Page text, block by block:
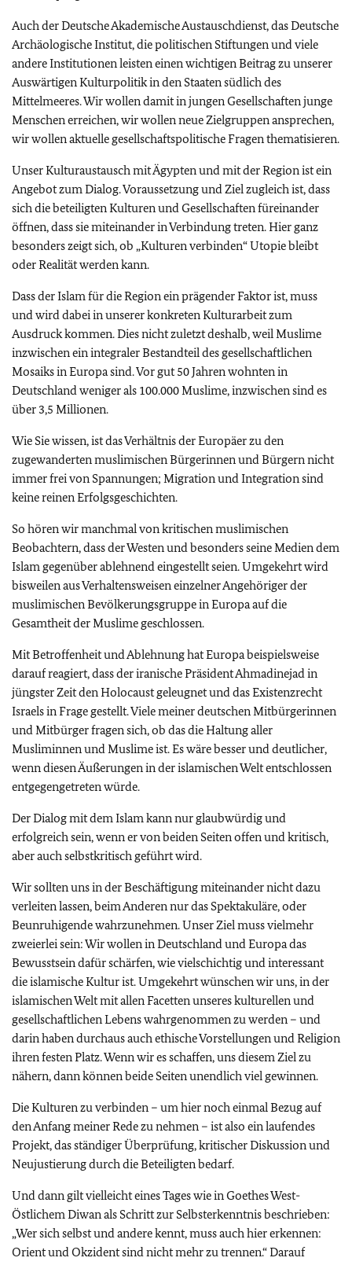
Auch der Deutsche Akademische Austauschdienst, das Deutsche
Archäologische Institut, die politischen Stiftungen und viele
andere Institutionen leisten einen wichtigen Beitrag zu unserer
Auswärtigen Kulturpolitik in den Staaten südlich des
Mittelmeeres. Wir wollen damit in jungen Gesellschaften junge
Menschen erreichen, wir wollen neue Zielgruppen ansprechen,
wir wollen aktuelle gesellschaftspolitische Fragen thematisieren.
Unser Kulturaustausch mit Ägypten und mit der Region ist ein
Angebot zum Dialog. Voraussetzung und Ziel zugleich ist, dass
sich die beteiligten Kulturen und Gesellschaften füreinander
öffnen, dass sie miteinander in Verbindung treten. Hier ganz
besonders zeigt sich, ob „Kulturen verbinden“ Utopie bleibt
oder Realität werden kann.
Dass der Islam für die Region ein prägender Faktor ist, muss
und wird dabei in unserer konkreten Kulturarbeit zum
Ausdruck kommen. Dies nicht zuletzt deshalb, weil Muslime
inzwischen ein integraler Bestandteil des gesellschaftlichen
Mosaiks in Europa sind. Vor gut 50 Jahren wohnten in
Deutschland weniger als 100.000 Muslime, inzwischen sind es
über 3,5 Millionen.
Wie Sie wissen, ist das Verhältnis der Europäer zu den
zugewanderten muslimischen Bürgerinnen und Bürgern nicht
immer frei von Spannungen; Migration und Integration sind
keine reinen Erfolgsgeschichten.
So hören wir manchmal von kritischen muslimischen
Beobachtern, dass der Westen und besonders seine Medien dem
Islam gegenüber ablehnend eingestellt seien. Umgekehrt wird
bisweilen aus Verhaltensweisen einzelner Angehöriger der
muslimischen Bevölkerungsgruppe in Europa auf die
Gesamtheit der Muslime geschlossen.
Mit Betroffenheit und Ablehnung hat Europa beispielsweise
darauf reagiert, dass der iranische Präsident Ahmadinejad in
jüngster Zeit den Holocaust geleugnet und das Existenzrecht
Israels in Frage gestellt. Viele meiner deutschen Mitbürgerinnen
und Mitbürger fragen sich, ob das die Haltung aller
Musliminnen und Muslime ist. Es wäre besser und deutlicher,
wenn diesen Äußerungen in der islamischen Welt entschlossen
entgegengetreten würde.
Der Dialog mit dem Islam kann nur glaubwürdig und
erfolgreich sein, wenn er von beiden Seiten offen und kritisch,
aber auch selbstkritisch geführt wird.
Wir sollten uns in der Beschäftigung miteinander nicht dazu
verleiten lassen, beim Anderen nur das Spektakuläre, oder
Beunruhigende wahrzunehmen. Unser Ziel muss vielmehr
zweierlei sein: Wir wollen in Deutschland und Europa das
Bewusstsein dafür schärfen, wie vielschichtig und interessant
die islamische Kultur ist. Umgekehrt wünschen wir uns, in der
islamischen Welt mit allen Facetten unseres kulturellen und
gesellschaftlichen Lebens wahrgenommen zu werden – und
darin haben durchaus auch ethische Vorstellungen und Religion
ihren festen Platz. Wenn wir es schaffen, uns diesem Ziel zu
nähern, dann können beide Seiten unendlich viel gewinnen.
Die Kulturen zu verbinden – um hier noch einmal Bezug auf
den Anfang meiner Rede zu nehmen – ist also ein laufendes
Projekt, das ständiger Überprüfung, kritischer Diskussion und
Neujustierung durch die Beteiligten bedarf.
Und dann gilt vielleicht eines Tages wie in Goethes West-
Östlichem Diwan als Schritt zur Selbsterkenntnis beschrieben:
„Wer sich selbst und andere kennt, muss auch hier erkennen:
Orient und Okzident sind nicht mehr zu trennen.“ Darauf